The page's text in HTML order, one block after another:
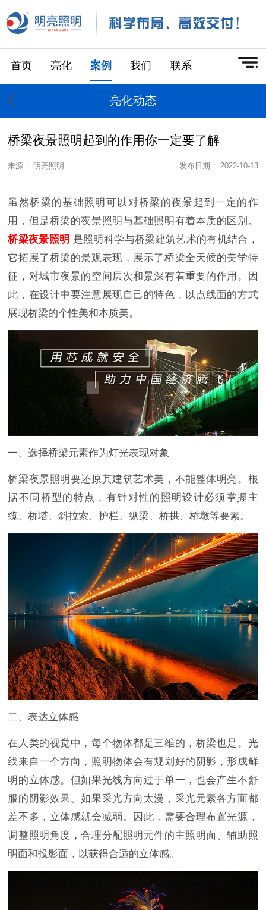
首页 亮化 案例 我们 联系
亮化动态
桥梁夜景照明起到的作用你一定要了解
来源： 明亮照明 发布日期： 2022-10-13
虽然桥梁的基础照明可以对桥梁的夜景起到一定的作
用，但是桥梁的夜景照明与基础照明有着本质的区别。
桥梁夜景照明 是照明科学与桥梁建筑艺术的有机结合，
它拓展了桥梁的景观表现，展示了桥梁全天候的美学特
征，对城市夜景的空间层次和景深有着重要的作用。因
此，在设计中要注意展现自己的特色，以点线面的方式
展现桥梁的个性美和本质美。
一、选择桥梁元素作为灯光表现对象
桥梁夜景照明要还原其建筑艺术美，不能整体明亮。根
据不同桥型的特点，有针对性的照明设计必须掌握主
缆、桥塔、斜拉索、护栏、纵梁、桥拱、桥墩等要素。
二、表达立体感
在人类的视觉中，每个物体都是三维的，桥梁也是。光
线来自一个方向，照明物体会有规划好的阴影，形成鲜
明的立体感。但如果光线方向过于单一，也会产生不舒
服的阴影效果。如果采光方向太漫，采光元素各方面都
差不多，立体感就会减弱。因此，需要合理布置光源，
调整照明角度，合理分配照明元件的主照明面、辅助照
明面和投影面，以获得合适的立体感。